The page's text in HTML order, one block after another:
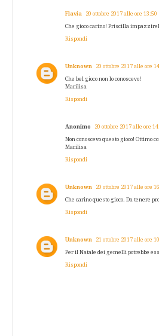
Flavia 20 ottobre 2017 alle ore 13:50
Che gioco carino! Priscilla
Rispondi
Unknown 20 ottobre 2017 alle ore
Che bel gioco non lo conoscevo!
Marilisa
Rispondi
Anonimo 20 ottobre 2017 alle ore
Non conoscevo questo gioco! Ottimo
Marilisa
Rispondi
Unknown 20 ottobre 2017 alle ore
Che carino questo gioco. Da tenere
Rispondi
Unknown 21 ottobre 2017 alle ore
Per il Natale dei gemelli potrebbe
Rispondi